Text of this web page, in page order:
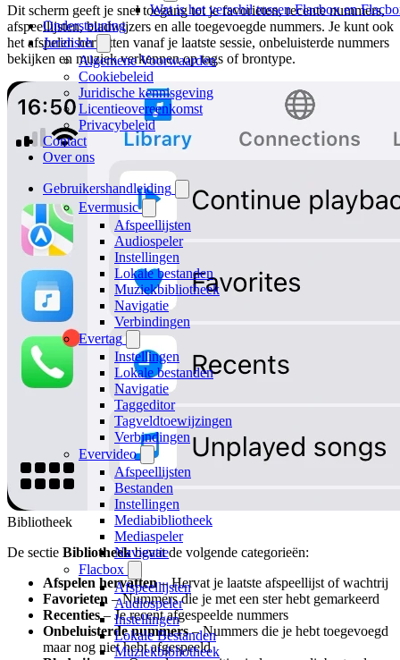
Wat is het verschil tussen Flacbox en
Ondersteuning
Juridisch
Algemene Voorwaarden
Cookiebeleid
Juridische kennisgeving
Licentieovereenkomst
Privacybeleid
Contact
Over ons
Gebruikershandleiding
Evermusic
Afspeellijsten
Audiospeler
Instellingen
Lokale bestanden
Muziekbibliotheek
Navigatie
Verbindingen
Evertag
Instellingen
Lokale bestanden
Navigatie
Taggeditor
Tagveldtoewijzingen
Verbindingen
Evervideo
Afspeellijsten
Bestanden
Instellingen
Mediabibliotheek
Mediaspeler
Navigatie
Flacbox
Afspeellijsten
Audiospeler
Instellingen
Lokale Bestanden
Muziekbibliotheek
Dit scherm geeft je snel toegang tot je favorieten, recente nummers,
afspeellijsten, bladwijzers en alle toegevoegde nummers. Je kunt ook
het afspelen hervatten vanaf je laatste sessie, onbeluisterde nummers
bekijken en muziek verkennen op tags of brontype.
Bibliotheek
De sectie Bibliotheekbevat de volgende categorieën:
Afspelen hervatten– Hervat je laatste afspeellijst of wachtrij
Favorieten – Nummers die je met een ster hebt gemarkeerd
Recenties– Je recent afgespeelde nummers
Onbeluisterde nummers– Nummers die je hebt toegevoegd
maar nog niet hebt afgespeeld